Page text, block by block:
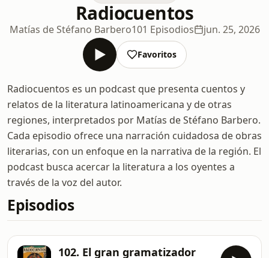
Radiocuentos
Matías de Stéfano Barbero101 Episodios jun. 25, 2026
Favoritos
Radiocuentos es un podcast que presenta cuentos y
relatos de la literatura latinoamericana y de otras
regiones, interpretados por Matías de Stéfano Barbero.
Cada episodio ofrece una narración cuidadosa de obras
literarias, con un enfoque en la narrativa de la región. El
podcast busca acercar la literatura a los oyentes a
través de la voz del autor.
Episodios
102. El gran gramatizador